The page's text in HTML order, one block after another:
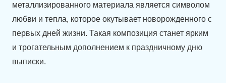
металлизированного материала является символом
любви и тепла, которое окутывает новорожденного с
первых дней жизни. Такая композиция станет ярким
и трогательным дополнением к праздничному дню
выписки.